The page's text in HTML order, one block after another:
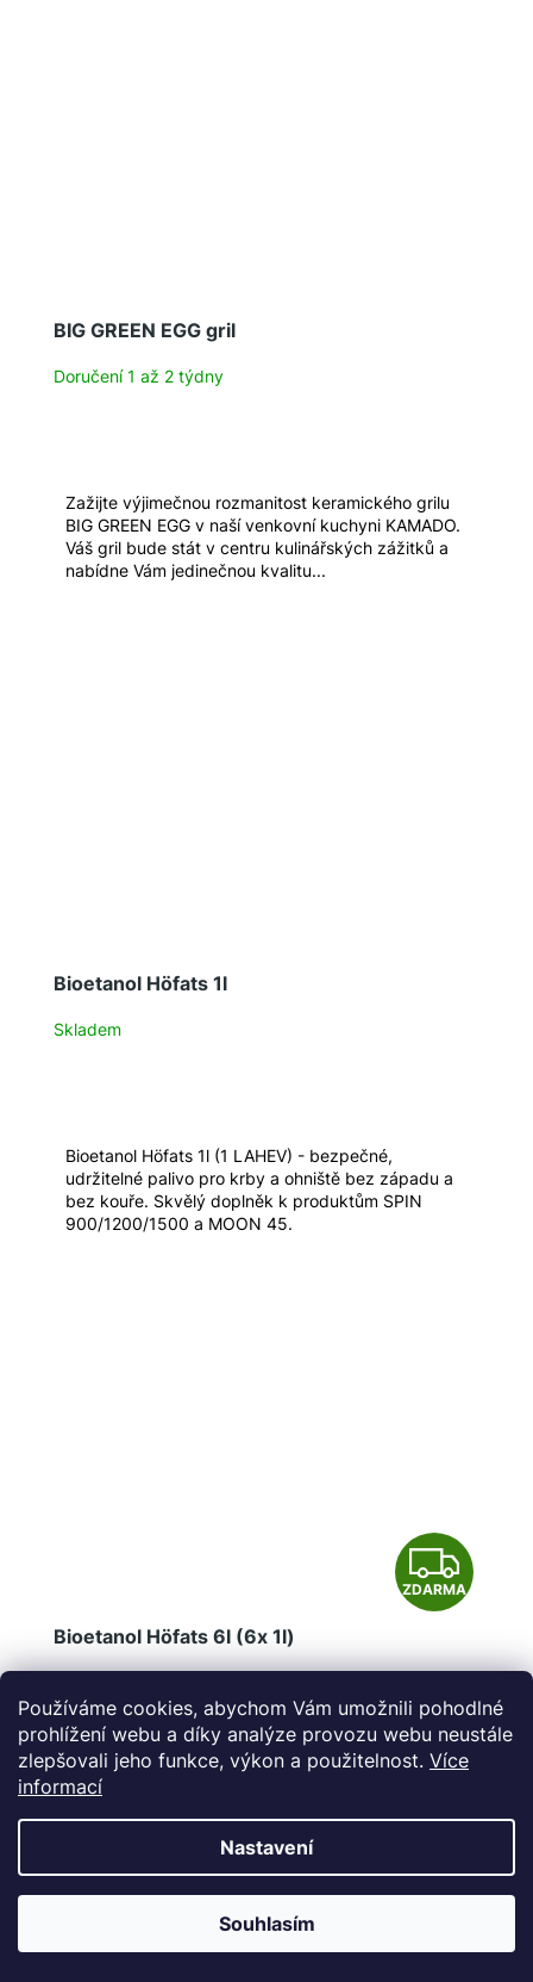
Používáme cookies, abychom Vám umožnili pohodlné
prohlížení webu a díky analýze provozu webu neustále
zlepšovali jeho funkce, výkon a použitelnost. Více
informací
Nastavení
Souhlasím
BIG GREEN EGG gril
Doručení 1 až 2 týdny
Zažijte výjimečnou rozmanitost keramického grilu
BIG GREEN EGG v naší venkovní kuchyni KAMADO.
Váš gril bude stát v centru kulinářských zážitků a
nabídne Vám jedinečnou kvalitu...
Bioetanol Höfats 1l
Skladem
Bioetanol Höfats 1l (1 LAHEV) - bezpečné,
udržitelné palivo pro krby a ohniště bez západu a
bez kouře. Skvělý doplněk k produktům SPIN
900/1200/1500 a MOON 45.
Z
D
A
R
M
A
ZDARMA
Bioetanol Höfats 6l (6x 1l)
Skvělý doplněk k produktům SPIN 900/1200/1500
a MOON 45.
VÝPRODEJ